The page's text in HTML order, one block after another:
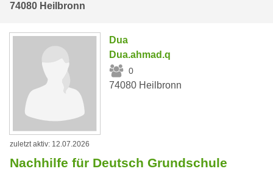
74080 Heilbronn
Dua
Dua.ahmad.q
0
74080 Heilbronn
zuletzt aktiv: 12.07.2026
Nachhilfe für Deutsch Grundschule